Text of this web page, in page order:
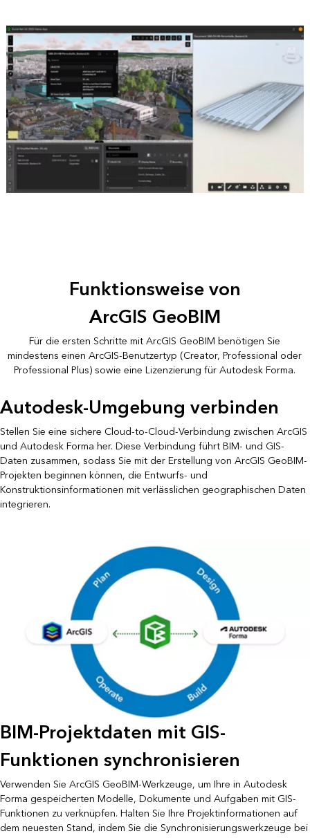
Funktionsweise von
ArcGIS GeoBIM
Für die ersten Schritte mit ArcGIS GeoBIM benötigen Sie
mindestens einen ArcGIS-Benutzertyp (Creator, Professional oder
Professional Plus) sowie eine Lizenzierung für Autodesk Forma.
Autodesk-Umgebung verbinden
Stellen Sie eine sichere Cloud-to-Cloud-Verbindung zwischen ArcGIS
und Autodesk Forma her. Diese Verbindung führt BIM- und GIS-
Daten zusammen, sodass Sie mit der Erstellung von ArcGIS GeoBIM-
Projekten beginnen können, die Entwurfs- und
Konstruktionsinformationen mit verlässlichen geographischen Daten
integrieren.
BIM-Projektdaten mit GIS-
Funktionen synchronisieren
Verwenden Sie ArcGIS GeoBIM-Werkzeuge, um Ihre in Autodesk
Forma gespeicherten Modelle, Dokumente und Aufgaben mit GIS-
Funktionen zu verknüpfen. Halten Sie Ihre Projektinformationen auf
dem neuesten Stand, indem Sie die Synchronisierungswerkzeuge bei